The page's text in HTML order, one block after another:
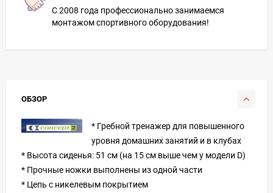
С 2008 года профессионально занимаемся
монтажом спортивного оборудования!
ОБЗОР
* Гребной тренажер для повышенного
уровня домашних занятий и в клубах
* Высота сиденья: 51 см (на 15 см выше чем у модели D)
* Прочные ножки выполнены из одной части
* Цепь с никелевым покрытием